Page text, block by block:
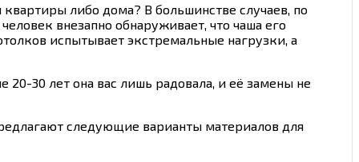
либо дома? В большинстве случаев, по
внезапно обнаруживает, что чаша его
испытывает экстремальные нагрузки, а
30 лет она вас лишь радовала, и её замены не
следующие варианты материалов для